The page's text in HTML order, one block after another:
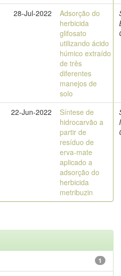
28-Jul-2022
Adsorção do
herbicida
glifosato
utilizando ácido
húmico extraído
de três
diferentes
manejos de
solo
22-Jun-2022
Síntese de
hidrocarvão a
partir de
resíduo de
erva-mate
aplicado a
adsorção do
herbicida
metribuzin
1